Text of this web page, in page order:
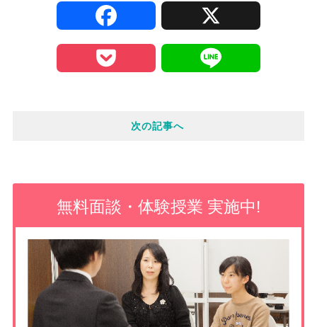
e
o
k
c
e
t
次の記事へ
無料面談・体験授業 実施中!